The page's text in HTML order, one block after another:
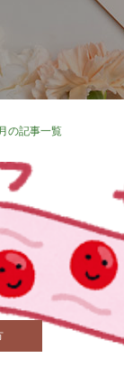
の記事一覧